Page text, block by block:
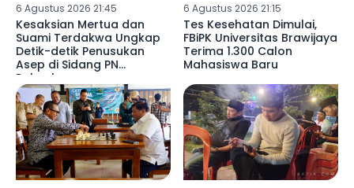
6 Agustus 2026 21:45
Kesaksian Mertua dan
Suami Terdakwa Ungkap
Detik-detik Penusukan
Asep di Sidang PN
Palembang
6 Agustus 2026 21:15
Tes Kesehatan Dimulai,
FBiPK Universitas Brawijaya
Terima 1.300 Calon
Mahasiswa Baru